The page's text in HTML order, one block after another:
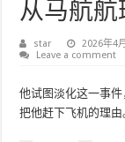
从马航航
star 2026年4
Leave a comment
他试图淡化这一事
把他赶下飞机的理由